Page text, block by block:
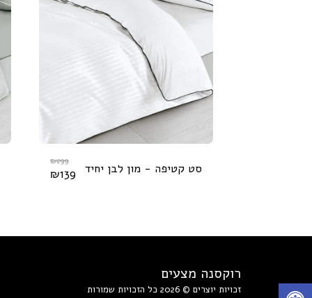
סט קטיפה - מון לבן יחיד ₪299
₪139
רוקסנה מצעים
זכויות יוצרים © 2026 כל הזכויות שמורות